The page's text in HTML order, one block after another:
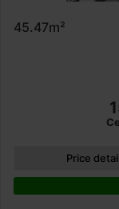
45.47m²
Price